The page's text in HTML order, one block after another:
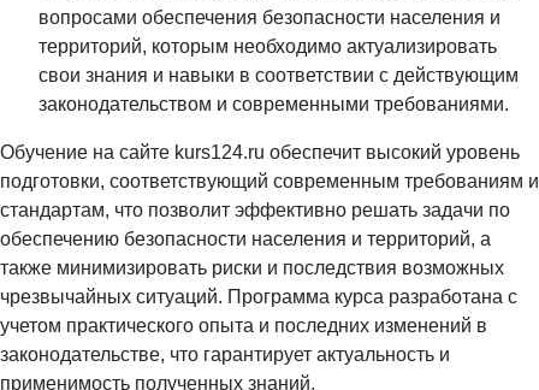
вопросами обеспечения безопасности населения и
территорий, которым необходимо актуализировать
свои знания и навыки в соответствии с действующим
законодательством и современными требованиями.
Обучение на сайте kurs124.ru обеспечит высокий уровень
подготовки, соответствующий современным требованиям и
стандартам, что позволит эффективно решать задачи по
обеспечению безопасности населения и территорий, а
также минимизировать риски и последствия возможных
чрезвычайных ситуаций. Программа курса разработана с
учетом практического опыта и последних изменений в
законодательстве, что гарантирует актуальность и
применимость полученных знаний.